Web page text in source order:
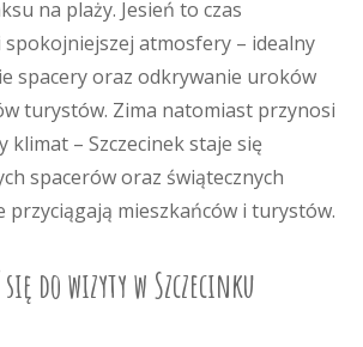
na plaży. Jesień to czas
atmosfery – idealny
spacery oraz odkrywanie uroków
turystów. Zima natomiast przynosi
klimat – Szczecinek staje się
spacerów oraz świątecznych
mieszkańców i turystów.
do wizyty w Szczecinku